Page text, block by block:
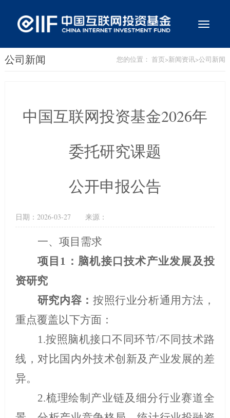
切
航
您的位置：首页>新闻资讯>公司新闻
公司新闻
中国互联网投资基金2026年
委托研究课题
公开申报公告
日期： 2026-03-27 来源：
一、项目需求
项目 1 ：脑机接口技术产业发展及投
资研究
研究内容： 按照行业分析通用方法，
重点覆盖以下方面：
1.按照脑机接口不同环节/不同技术路
线，对比国内外技术创新及产业发展的差
异。
2.梳理绘制产业链及细分行业赛道全